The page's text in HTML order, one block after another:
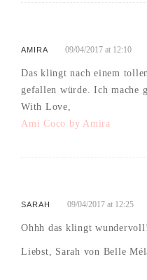
AMIRA 09/04/2017 at 12:10
Das klingt nach einem
gefallen würde. Ich mache
With Love,
Ami Coco by Amira
SARAH 09/04/2017 at 12:25
Ohhh das klingt
Liebst, Sarah von Belle